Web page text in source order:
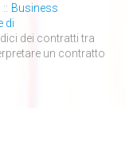
:: Business
di
dei contratti tra
un contratto